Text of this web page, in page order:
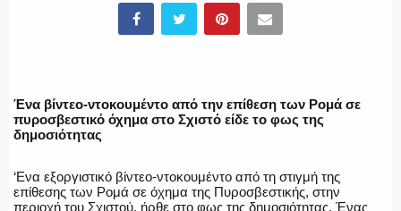
ΠΥΡΟΣΒΕΣΤΙΚΗ
Ένα βίντεο-ντοκουμέντο από την επίθεση των Ρομά σε
πυροσβεστικό όχημα στο Σχιστό είδε το φως της
δημοσιότητας
‘Ενα εξοργιστικό βίντεο-ντοκουμέντο από τη στιγμή της
επίθεσης των Ρομά σε όχημα της Πυροσβεστικής, στην
περιοχή του Σχιστού, ήρθε στο φως της δημοσιότητας. Ένας